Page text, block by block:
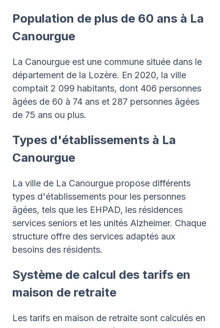
Population de plus de 60 ans à La
Canourgue
La Canourgue est une commune située dans le
département de la Lozère. En 2020, la ville
comptait 2 099 habitants, dont 406 personnes
âgées de 60 à 74 ans et 287 personnes âgées
de 75 ans ou plus.
Types d'établissements à La
Canourgue
La ville de La Canourgue propose différents
types d'établissements pour les personnes
âgées, tels que les EHPAD, les résidences
services seniors et les unités Alzheimer. Chaque
structure offre des services adaptés aux
besoins des résidents.
Système de calcul des tarifs en
maison de retraite
Les tarifs en maison de retraite sont calculés en